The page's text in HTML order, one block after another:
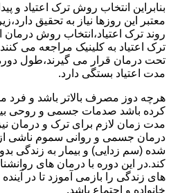
بنابراین انتخاب روش ترک اعتیاد و
معتبر این روزها نیاز به تحقیق
روند ترک اعتیاد،انتخاب روش درمان
ترک اعتیاد به کلینیک مراجعه می
تحت درمان قرار می گیرند،طول
مدت اعتیاد بستگی دارد.
هرچه دوز مصرف بالاتر باشد و
کرده باشد صدمات جسمی و روحی
مدت زمان لازم برای ترک و درمان
درمان جسمی و روانی سموم ناشی از
شده (سم زدایی) و بیمار به زندگی
کند.در این دوره با درمان های
های زندگی را بازمی آموزد تا در
خانواده و اجتماع باشد.